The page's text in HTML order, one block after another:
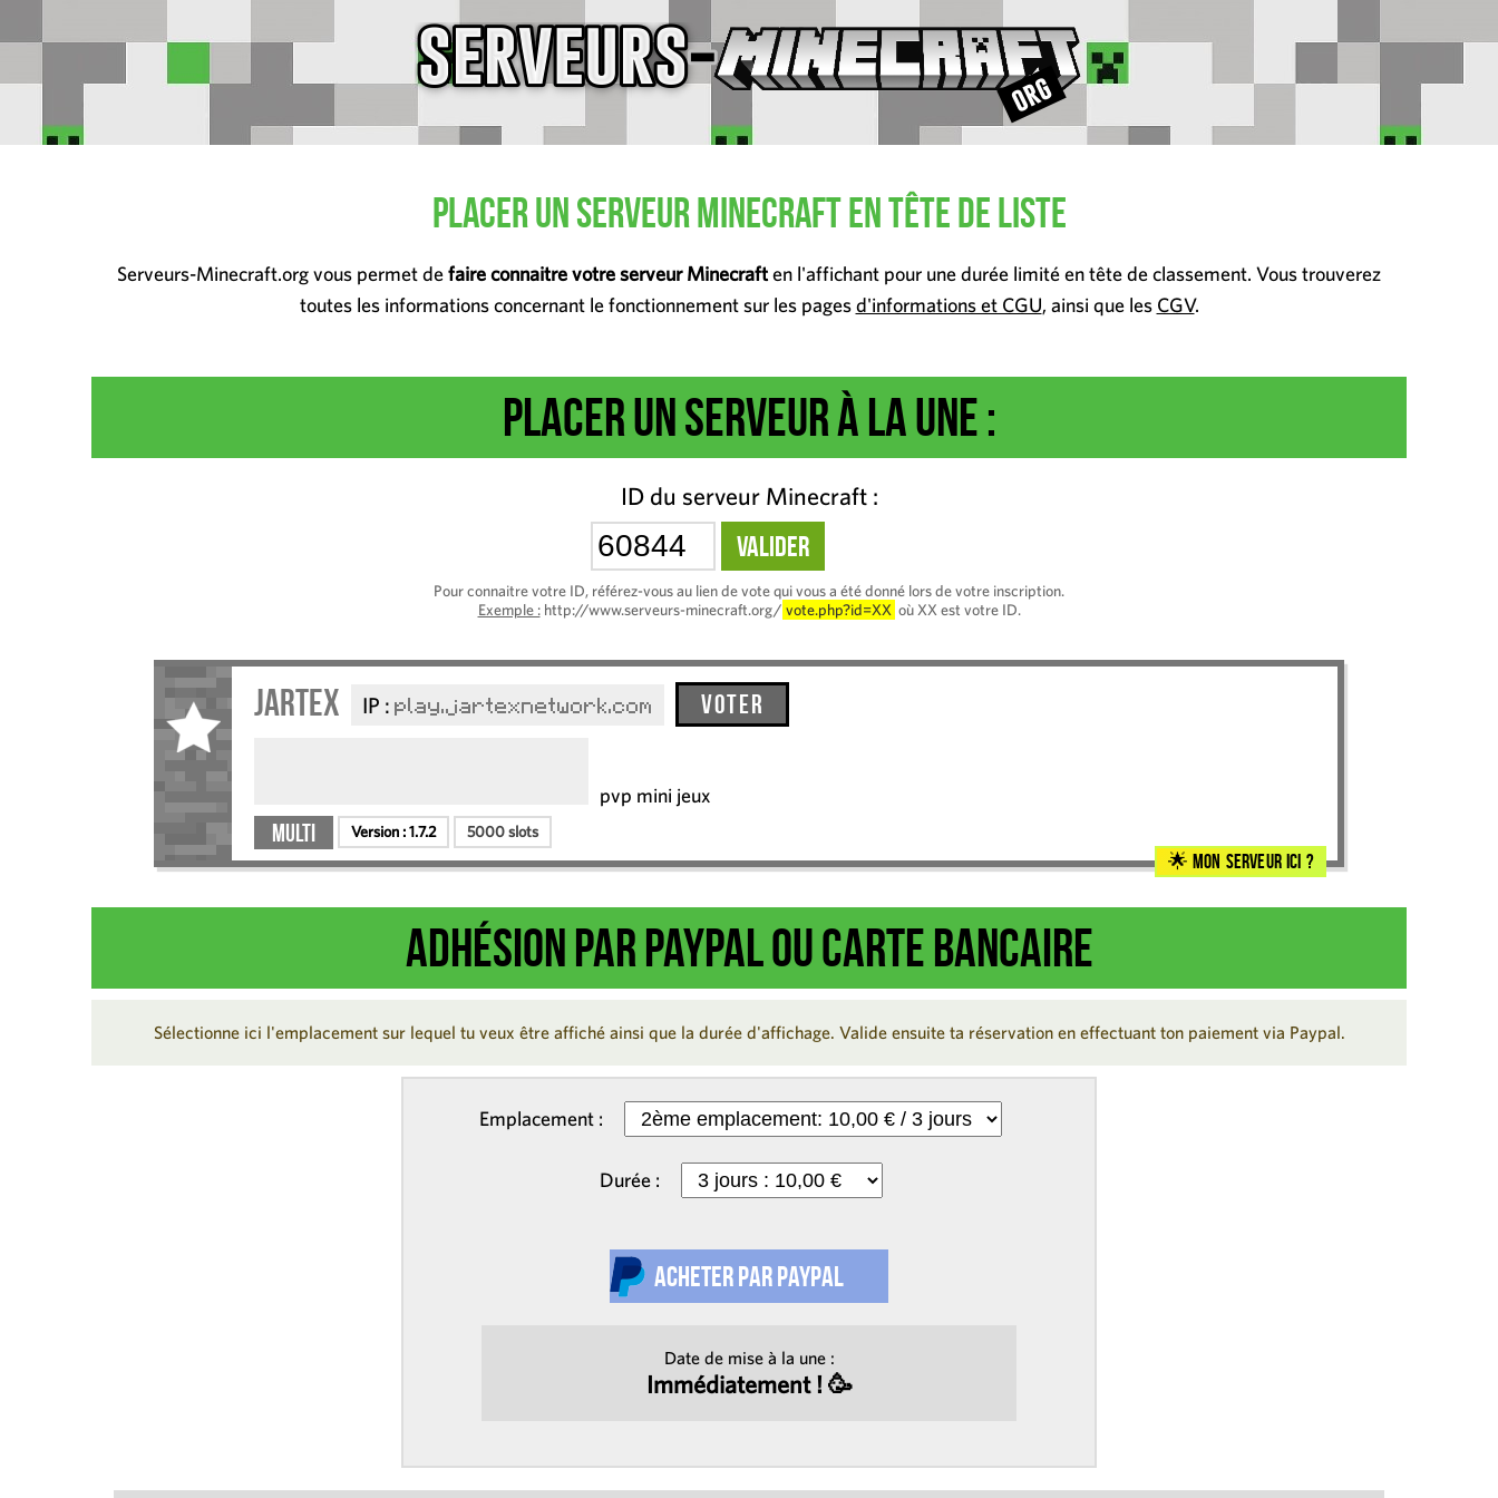
Placer un serveur Minecraft en tête de liste
Serveurs-Minecraft.org vous permet defaire connaitre votre serveur Minecraften l'affichant pour une durée limité en tête de classement. Vous trouverez
toutes les informations concernant le fonctionnement sur les pagesd'informations et CGU, ainsi que les CGV.
Placer un serveur à la une :
ID du serveur Minecraft :
Pour connaitre votre ID, référez-vous au lien de vote qui vous a été donné lors de votre inscription.
Exemple :http://www.serveurs-minecraft.org/ vote.php?id=XX où XX est votre ID.
jartex IP : play.jartexnetwork.com Voter
Multi Version :1.7.2 5000 slots
pvp mini jeux
Mon serveur ici ?
Adhésion par Paypal ou carte bancaire
Sélectionne ici l'emplacement sur lequel tu veux être affiché ainsi que la durée d'affichage. Valide ensuite ta réservation en effectuant ton paiement via Paypal.
Emplacement :
Durée :
Date de mise à la une :
Immédiatement ! 🥳